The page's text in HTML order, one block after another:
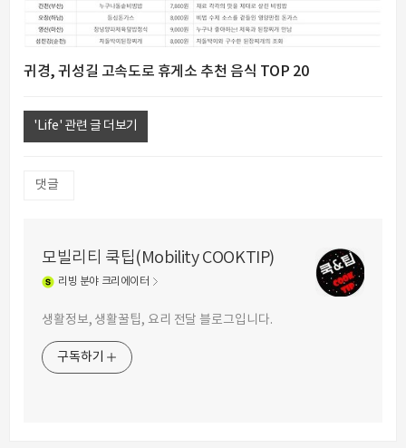
귀경, 귀성길 고속도로 휴게소 추천 음식 TOP 20
'Life' 관련 글 더보기
댓글
모빌리티 쿡팁(Mobility COOKTIP)
리빙 분야 크리에이터
생활정보, 생활꿀팁, 요리 전달 블로그입니다.
구독하기